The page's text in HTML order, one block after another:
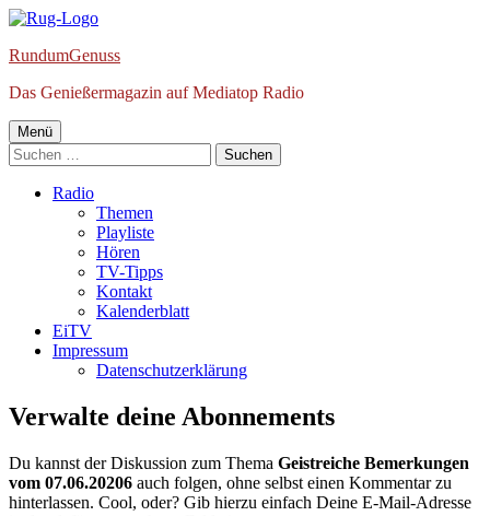
Springe
Inhalt
RundumGenuss
Das Genießermagazin auf Mediatop Radio
Primäres
Menü
Menü
Suchen
nach:
Radio
Themen
Playliste
Hören
TV-Tipps
Kontakt
Kalenderblatt
EiTV
Impressum
Datenschutzerklärung
Verwalte deine Abonnements
Du kannst der Diskussion zum Thema Geistreiche Bemerkungen
vom 07.06.20206 auch folgen, ohne selbst einen Kommentar zu
hinterlassen. Cool, oder? Gib hierzu einfach Deine E-Mail-Adresse